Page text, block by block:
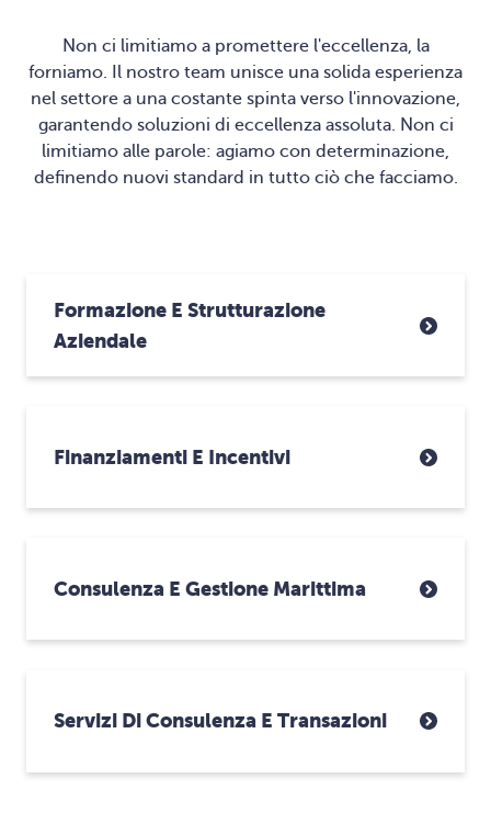
Non ci limitiamo a promettere l'eccellenza, la
forniamo.
Il nostro team unisce una solida esperienza
nel settore a una costante spinta verso l'innovazione,
garantendo soluzioni di eccellenza assoluta. Non ci
limitiamo alle parole: agiamo con determinazione,
definendo nuovi standard in tutto ciò che facciamo.
Formazione E Strutturazione
Aziendale
Finanziamenti E Incentivi
Consulenza E Gestione Marittima
Servizi Di Consulenza E Transazioni